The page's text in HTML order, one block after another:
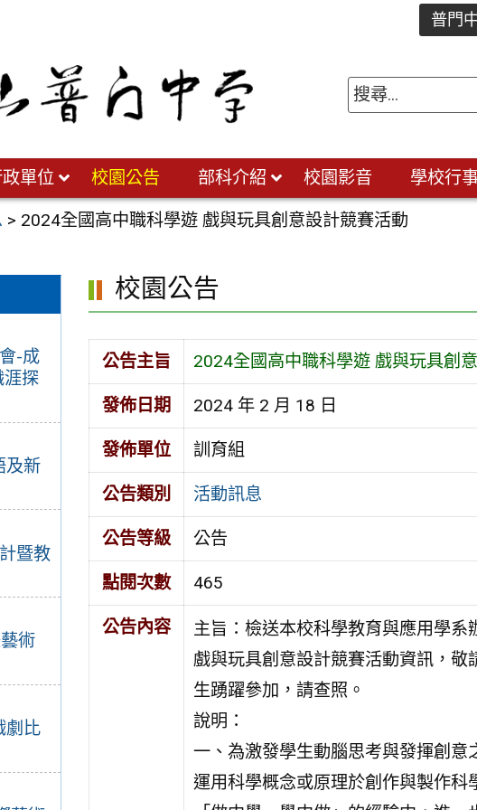
普門
單位 校園公告 部科介紹 校園影音 學校行
> 2024全國高中職科學遊 戲與玩具創意設計競賽活動
-成
涯探
及新
暨教
術
劇比
校園公告
公告主旨 2024全國高中職科學遊 戲與玩具創
發佈日期 2024 年 2 月 18 日
發佈單位 訓育組
公告類別 活動訊息
公告等級 公告
點閱次數 465
公告內容
主旨：檢送本校科學教育與應用學
戲與玩具創意設計競賽活動資訊，敬
生踴躍參加，請查照。
說明：
一、為激發學生動腦思考與發揮創意
運用科學概念或原理於創作與製作科